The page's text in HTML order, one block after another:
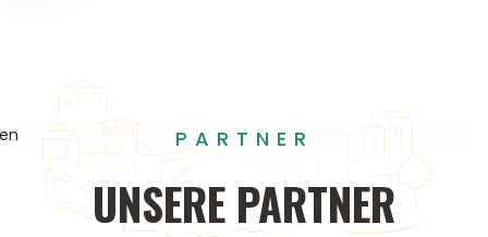
PARTNER
UNSERE PARTNER